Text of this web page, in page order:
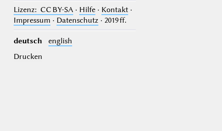
Lizenz: CC BY-SA· Hilfe· Kontakt·
Impressum · Datenschutz· 2019 ff.
deutsch
english
Drucken